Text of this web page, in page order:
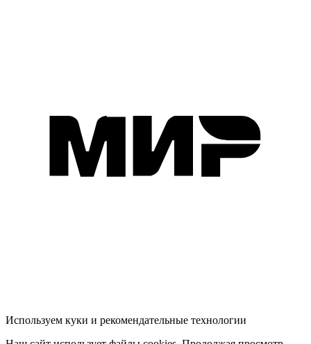
Используем куки и рекомендательные технологии